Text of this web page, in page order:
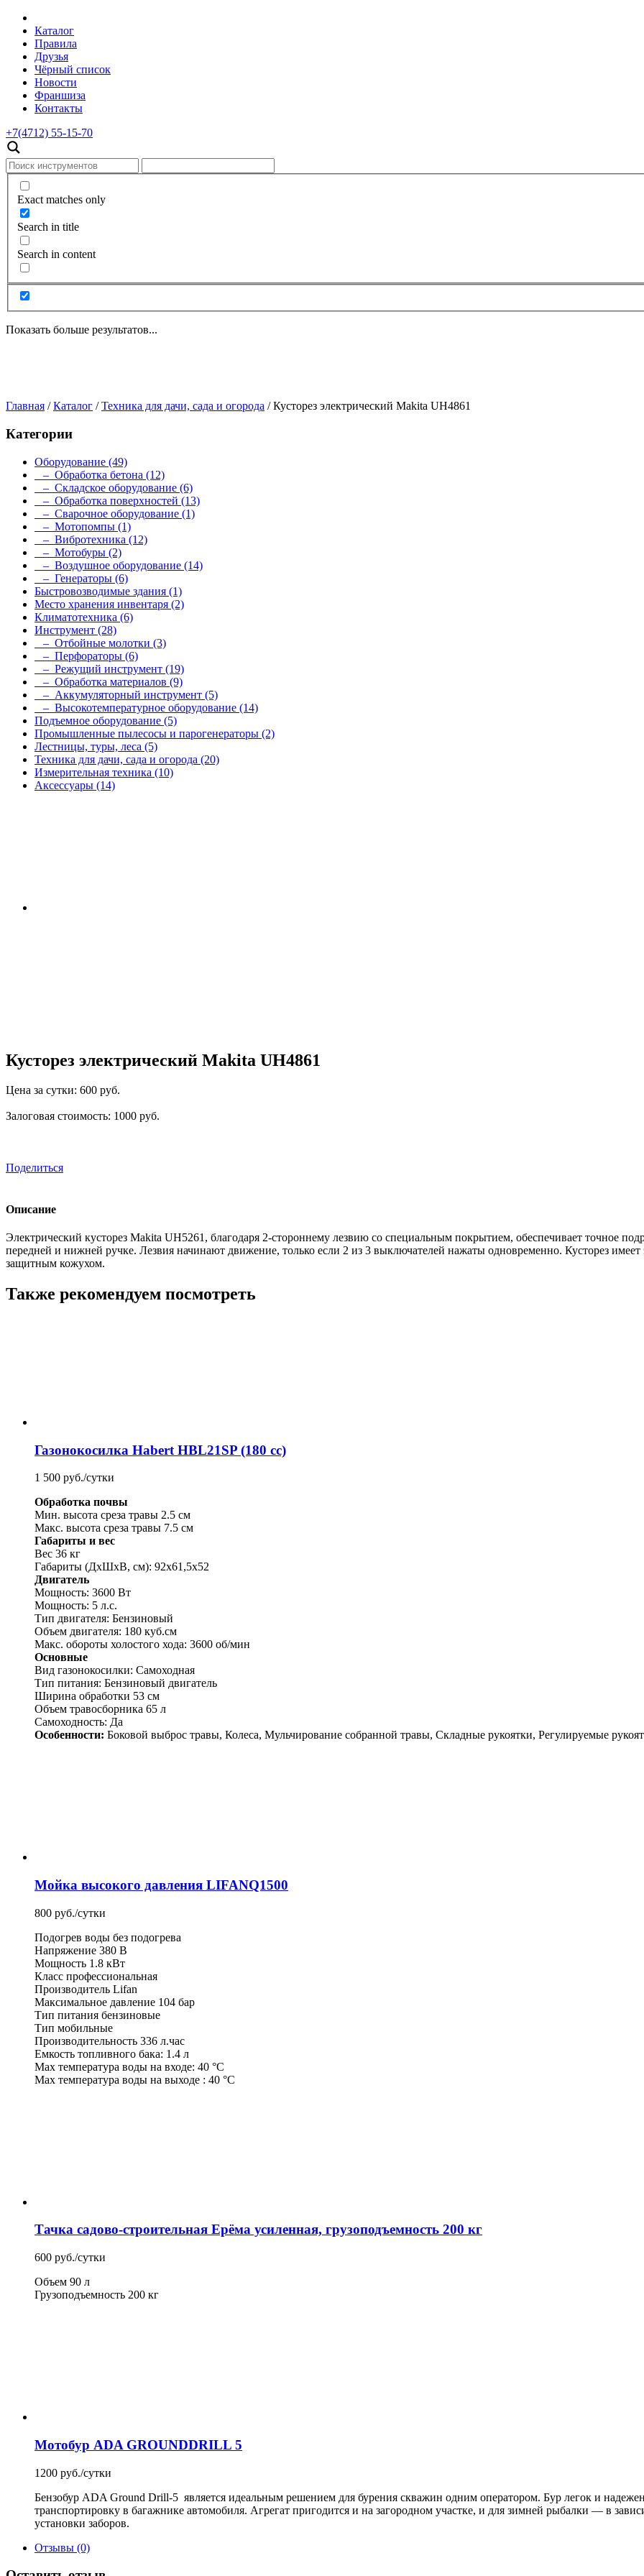
Каталог
Правила
Друзья
Чёрный список
Новости
Франшиза
Контакты
+7(4712) 55-15-70
Exact matches only
Search in title
Search in content
Показать больше результатов...
Главная /Каталог /Техника для дачи, сада и огорода /Кусторез электрический Makita UH4861
Категории
Оборудование (49)
– Обработка бетона (12)
– Складское оборудование (6)
– Обработка поверхностей (13)
– Сварочное оборудование (1)
– Мотопомпы (1)
– Вибротехника (12)
– Мотобуры (2)
– Воздушное оборудование (14)
– Генераторы (6)
Быстровозводимые здания (1)
Место хранения инвентаря (2)
Климатотехника (6)
Инструмент (28)
– Отбойные молотки (3)
– Перфораторы (6)
– Режущий инструмент (19)
– Обработка материалов (9)
– Аккумуляторный инструмент (5)
– Высокотемпературное оборудование (14)
Подъемное оборудование (5)
Промышленные пылесосы и парогенераторы (2)
Лестницы, туры, леса (5)
Техника для дачи, сада и огорода (20)
Измерительная техника (10)
Аксессуары (14)
Кусторез электрический Makita UH4861
Цена за сутки: 600 руб.
Залоговая стоимость: 1000 руб.
Поделиться
Описание
Электрический кусторез Makita UH5261, благодаря 2-стороннему лезвию со специальным покрытием, обеспечивает точное
передней и нижней ручке. Лезвия начинают движение, только если 2 из 3 выключателей нажаты одновременно. Кусторез
защитным кожухом.
Также рекомендуем посмотреть
Газонокосилка Habert HBL21SP (180 cc)
1 500 руб./сутки
Обработка почвы
Мин. высота среза травы 2.5 см
Макс. высота среза травы 7.5 см
Габариты и вес
Вес 36 кг
Габариты (ДхШхВ, см): 92х61,5х52
Двигатель
Мощность: 3600 Вт
Мощность: 5 л.с.
Тип двигателя: Бензиновый
Объем двигателя: 180 куб.см
Макс. обороты холостого хода: 3600 об/мин
Основные
Вид газонокосилки: Самоходная
Тип питания: Бензиновый двигатель
Ширина обработки 53 см
Объем травосборника 65 л
Самоходность: Да
Особенности: Боковой выброс травы, Колеса, Мульчирование собранной травы, Складные рукоятки, Регулируемые
Мойка высокого давления LIFANQ1500
800 руб./сутки
Подогрев воды без подогрева
Напряжение 380 В
Мощность 1.8 кВт
Класс профессиональная
Производитель Lifan
Максимальное давление 104 бар
Тип питания бензиновые
Тип мобильные
Производительность 336 л.час
Емкость топливного бака: 1.4 л
Max температура воды на входе: 40 °С
Max температура воды на выходе : 40 °С
Тачка садово-строительная Ерёма усиленная, грузоподъемность 200 кг
600 руб./сутки
Объем 90 л
Грузоподъемность 200 кг
Мотобур ADA GROUNDDRILL 5
1200 руб./сутки
Бензобур ADA Ground Drill-5 является идеальным решением для бурения скважин одним оператором. Бур легок и
транспортировку в багажнике автомобиля. Агрегат пригодится и на загородном участке, и для зимней рыбалки — в
установки заборов.
Отзывы (0)